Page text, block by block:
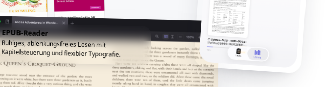
EPUB-Reader
Ruhiges, ablenkungsfreies Lesen mit
Kapitelsteuerung und flexibler Typografie.